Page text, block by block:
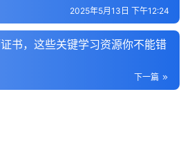
2025年5月13日 下午12:24
书，这些关键学习资源你不能错
下一篇